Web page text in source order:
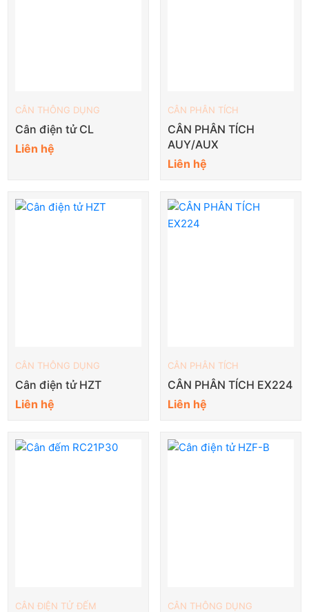
CÂN THÔNG DỤNG
Cân điện tử CL
Liên hệ
CÂN PHÂN TÍCH
CÂN PHÂN TÍCH
AUY/AUX
Liên hệ
CÂN THÔNG DỤNG
Cân điện tử HZT
Liên hệ
CÂN PHÂN TÍCH
CÂN PHÂN TÍCH EX224
Liên hệ
CÂN ĐIỆN TỬ ĐẾM CÂN THÔNG DỤNG